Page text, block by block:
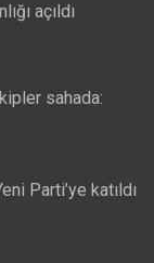
açıldı
sahada:
Parti’ye katıldı